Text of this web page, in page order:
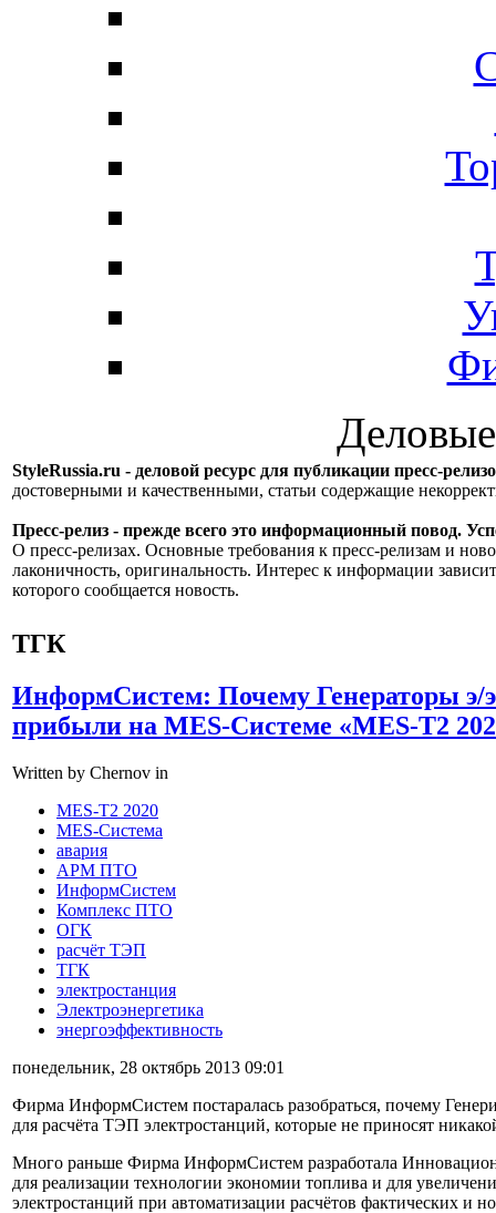
StyleRussia.ru - деловой ресурс для публикации пресс-
достоверными и качественными, статьи содержащие
Пресс-релиз - прежде всего это информационный повод.
О пресс-релизах. Основные требования к пресс-релизам и
лаконичность, оригинальность. Интерес к информации
которого сообщается новость.
ТГК
ИнформСистем: Почему Генераторы э/э
прибыли на MES-Системе «MES-T2
Written by Chernov in
MES-T2 2020
MES-Система
авария
АРМ ПТО
ИнформСистем
Комплекс ПТО
ОГК
расчёт ТЭП
ТГК
электростанция
Электроэнергетика
энергоэффективность
понедельник, 28 октябрь 2013 09:01
Фирма ИнформСистем постаралась разобраться, почему
для расчёта ТЭП электростанций, которые не приносят
Много раньше Фирма ИнформСистем разработала
для реализации технологии экономии топлива и для
электростанций при автоматизации расчётов фактических